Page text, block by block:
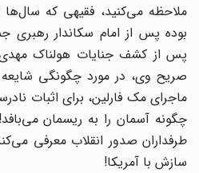
ملاحظه می‌کنید، فقیهی که سال‌ها
بوده پس از امام سکاندار رهبری
پس از کشف جنایات هولناک مهدی
صریح وی، در مورد چگونگی شایعه
ماجرای مک فارلین، برای اثبات
چگونه آسمان را به ریسمان
طرفداران صدور انقلاب معرفی
سازش با آمریکا!